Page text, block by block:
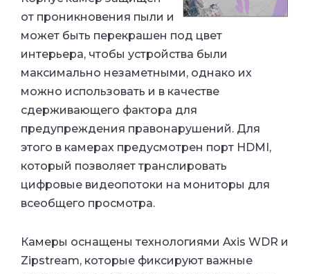
от проникновения пыли и
может быть перекрашен под цвет
интерьера, чтобы устройства были
максимально незаметными, однако их
можно использовать и в качестве
сдерживающего фактора для
предупреждения правонарушений. Для
этого в камерах предусмотрен порт HDMI,
который позволяет транслировать
цифровые видеопотоки на мониторы для
всеобщего просмотра.
Камеры оснащены технологиями Axis WDR и
Zipstream, которые фиксируют важные